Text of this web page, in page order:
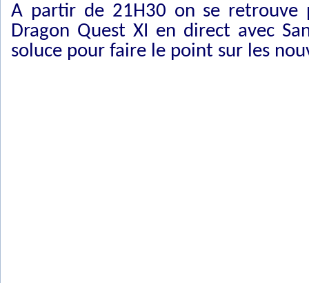
A partir de 21H30 on se retrouve
Dragon Quest XI en direct avec
soluce pour faire le point sur les